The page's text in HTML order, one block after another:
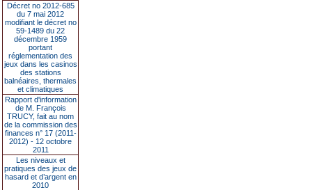
Décret no 2012-685
du 7 mai 2012
modifiant le décret no
59-1489 du 22
décembre 1959
portant
réglementation des
jeux dans les casinos
des stations
balnéaires, thermales
et climatiques
Rapport d'information
de M. François
TRUCY, fait au nom
de la commission des
finances n° 17 (2011-
2012) - 12 octobre
2011
Les niveaux et
pratiques des jeux de
hasard et d’argent en
2010